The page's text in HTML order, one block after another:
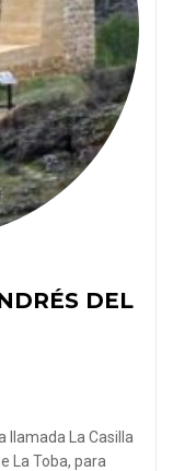
DEL
llamada La Casilla
La Toba, para